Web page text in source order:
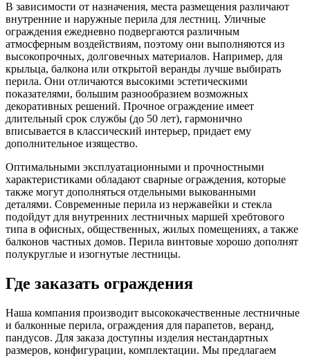
В зависимости от назначения, места размещения различают
внутренние и наружные перила для лестниц. Уличные
ограждения ежедневно подвергаются различным
атмосферным воздействиям, поэтому они выполняются из
высокопрочных, долговечных материалов. Например, для
крыльца, балкона или открытой веранды лучше выбирать
перила. Они отличаются высокими эстетическими
показателями, большим разнообразием возможных
декоративных решений. Прочное ограждение имеет
длительный срок службы (до 50 лет), гармонично
вписывается в классический интерьер, придает ему
дополнительное изящество.
Оптимальными эксплуатационными и прочностными
характеристиками обладают сварные ограждения, которые
также могут дополняться отдельными выкованными
деталями. Современные перила из нержавейки и стекла
подойдут для внутренних лестничных маршей хребтового
типа в офисных, общественных, жилых помещениях, а также
балконов частных домов. Перила винтовые хорошо дополнят
полукруглые и изогнутые лестницы.
Где заказать ограждения
Наша компания производит высококачественные лестничные
и балконные перила, ограждения для парапетов, веранд,
пандусов. Для заказа доступны изделия нестандартных
размеров, конфигурации, комплектации. Мы предлагаем